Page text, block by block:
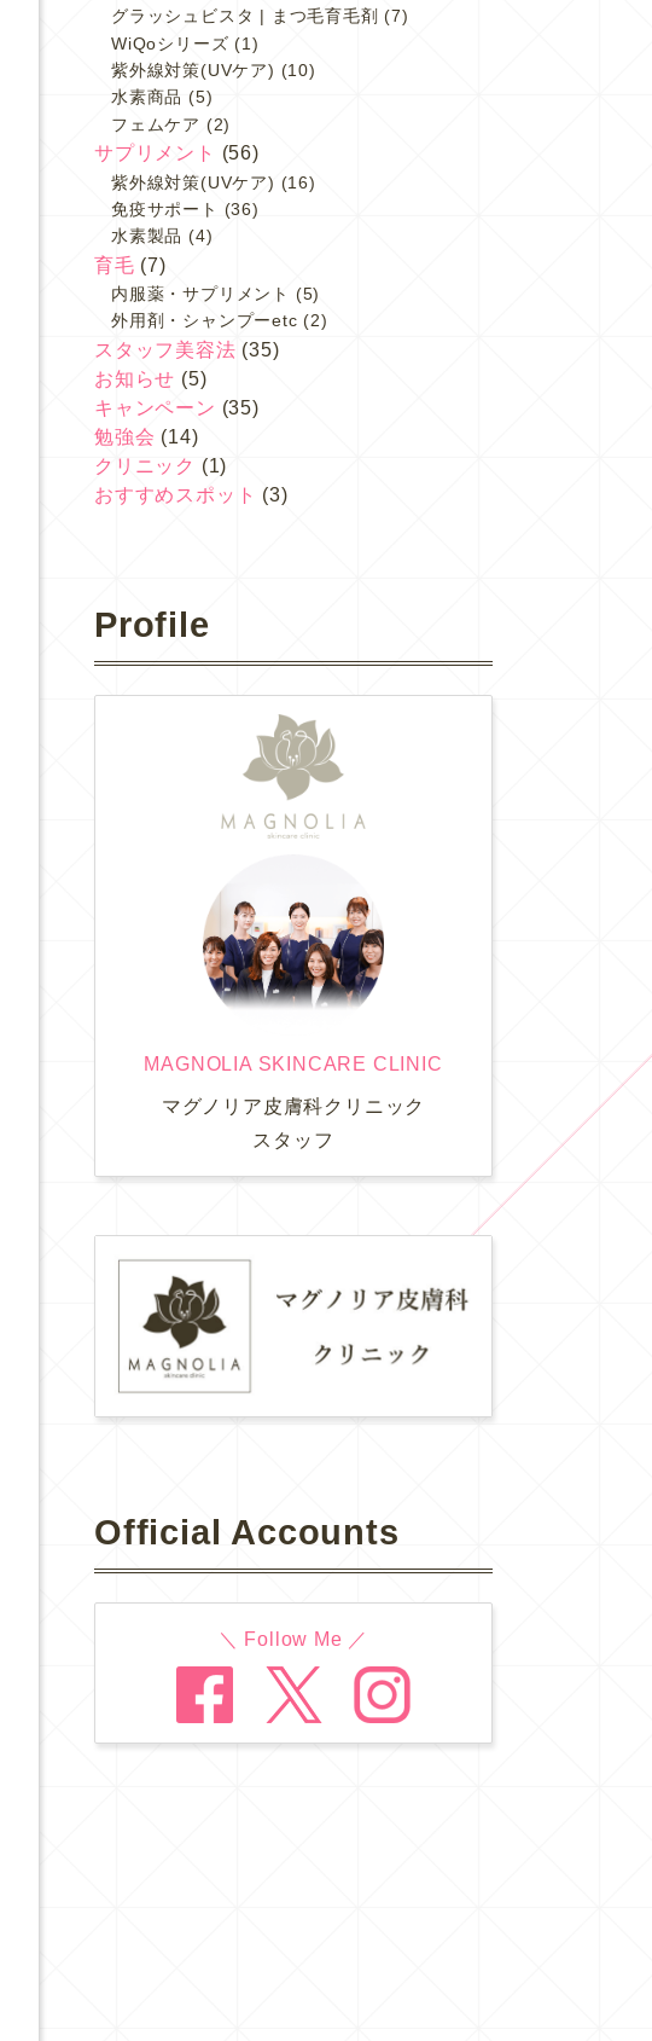
グラッシュビスタ | まつ毛育毛剤 (7)
WiQoシリーズ (1)
紫外線対策(UVケア) (10)
水素商品 (5)
フェムケア (2)
サプリメント (56)
紫外線対策(UVケア) (16)
免疫サポート
(36)
水素製品 (4)
育毛 (7)
内服薬・サプリメント
(5)
外用剤・シャンプーetc (2)
スタッフ美容法 (35)
お知らせ (5)
キャンペーン (35)
勉強会 (14)
クリニック (1)
おすすめスポット (3)
Profile
MAGNOLIA SKINCARE CLINIC
マグノリア皮膚科クリニック
スタッフ
Official Accounts
＼ Follow Me ／